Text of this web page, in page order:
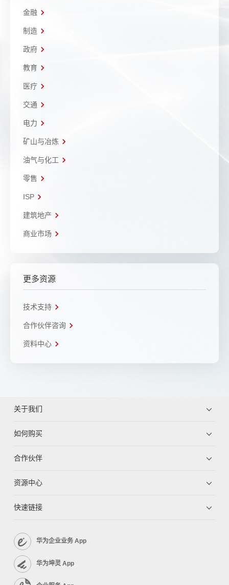
金融
制造
政府
教育
医疗
交通
电力
矿山与冶炼
油气与化工
零售
ISP
建筑地产
商业市场
更多资源
技术支持
合作伙伴咨询
资料中心
关于我们
如何购买
合作伙伴
资源中心
快速链接
华为企业业务 App
华为坤灵 App